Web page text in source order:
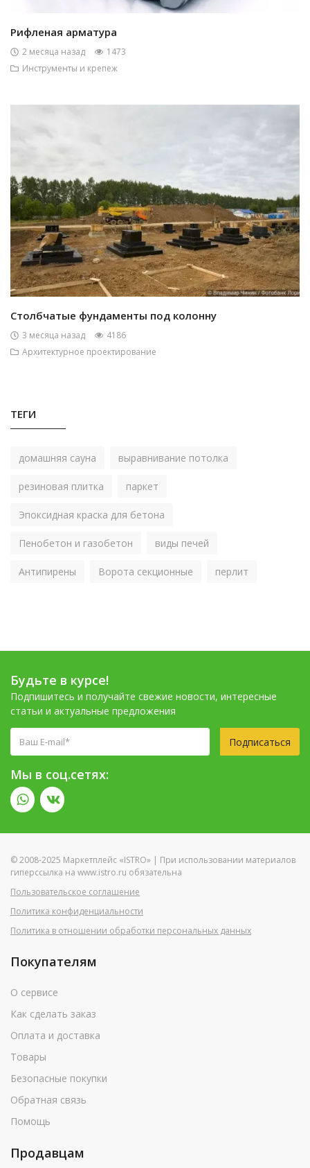
Рифленая арматура
2 месяца назад
1473
Инструменты и крепеж
Столбчатые фундаменты под колонну
3 месяца назад
4186
Архитектурное проектирование
ТЕГИ
домашняя сауна выравнивание потолка
резиновая плитка паркет
Эпоксидная краска для бетона
Пенобетон и газобетон виды печей
Антипирены Ворота секционные перлит
Будьте в курсе!
Подпишитесь и получайте свежие новости, интересные
статьи и актуальные предложения
Подписаться
Мы в соц.сетях:
© 2008-2025 Маркетплейс «ISTRO» | При использовании материалов
гиперссылка на www.istro.ru обязательна
Пользовательское соглашение
Политика конфиденциальности
Политика в отношении обработки персональных данных
Покупателям
О сервисе
Как сделать заказ
Оплата и доставка
Товары
Безопасные покупки
Обратная связь
Помощь
Продавцам